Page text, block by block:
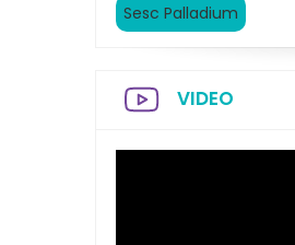
Sesc Palladium
VIDEO